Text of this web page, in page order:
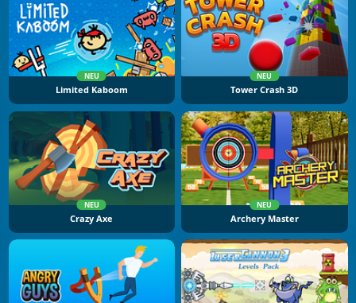
NEU
Limited Kaboom
NEU
Tower Crash 3D
NEU
Crazy Axe
NEU
Archery Master